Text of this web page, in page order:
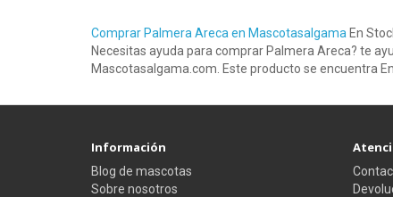
Comprar Palmera Areca en Mascotasalgama En
Necesitas ayuda para comprar Palmera Areca? te
Mascotasalgama.com. Este producto se encuentra
Información
Blog de mascotas
Sobre nosotros